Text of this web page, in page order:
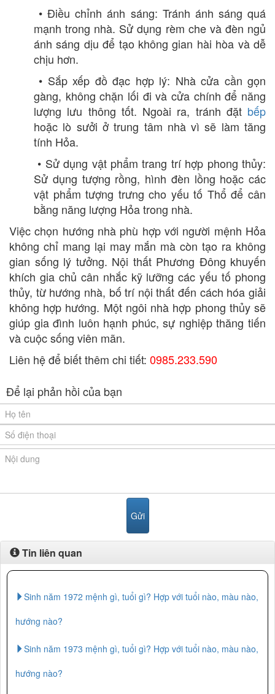
• Điều chỉnh ánh sáng: Tránh ánh sáng quá
mạnh trong nhà. Sử dụng rèm che và đèn ngủ
ánh sáng dịu để tạo không gian hài hòa và dễ
chịu hơn.
• Sắp xếp đồ đạc hợp lý: Nhà cửa cần gọn
gàng, không chặn lối đi và cửa chính để năng
lượng lưu thông tốt. Ngoài ra, tránh đặt bếp
hoặc lò sưởi ở trung tâm nhà vì sẽ làm tăng
tính Hỏa.
• Sử dụng vật phẩm trang trí hợp phong thủy:
Sử dụng tượng rồng, hình đèn lồng hoặc các
vật phẩm tượng trưng cho yếu tố Thổ để cân
bằng năng lượng Hỏa trong nhà.
Việc chọn hướng nhà phù hợp với người mệnh Hỏa
không chỉ mang lại may mắn mà còn tạo ra không
gian sống lý tưởng. Nội thất Phương Đông khuyến
khích gia chủ cân nhắc kỹ lưỡng các yếu tố phong
thủy, từ hướng nhà, bố trí nội thất đến cách hóa giải
không hợp hướng. Một ngôi nhà hợp phong thủy sẽ
giúp gia đình luôn hạnh phúc, sự nghiệp thăng tiến
và cuộc sống viên mãn.
Liên hệ để biết thêm chi tiết: 0985.233.590
Để lại phản hồi của bạn
Tin liên quan
Sinh năm 1972 mệnh gì, tuổi gì? Hợp với tuổi nào, màu nào,
hướng nào?
Sinh năm 1973 mệnh gì, tuổi gì? Hợp với tuổi nào, màu nào,
hướng nào?